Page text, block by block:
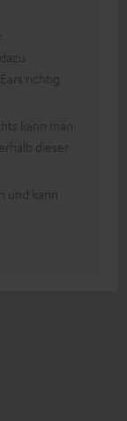
richtig
kann man
dieser
und kann